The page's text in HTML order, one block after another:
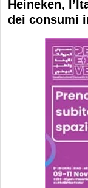
Heineken,
dei consumi